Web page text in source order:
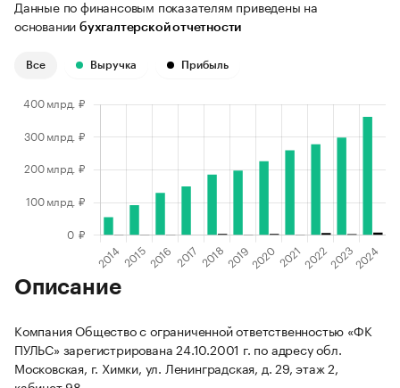
Данные по финансовым показателям приведены на
основании бухгалтерской отчетности
Все Выручка Прибыль
Описание
Компания Общество с ограниченной ответственностью «ФК
ПУЛЬС» зарегистрирована 24.10.2001 г. по адресу обл.
Московская, г. Химки, ул. Ленинградская, д. 29, этаж 2,